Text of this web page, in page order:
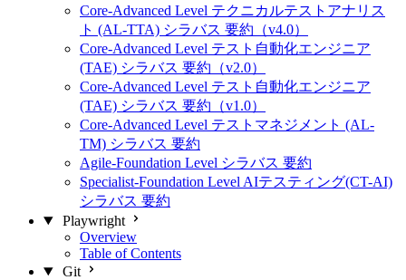
Core-Advanced Level テクニカルテストアナリス
ト (AL-TTA) シラバス 要約（v4.0）
Core-Advanced Level テスト自動化エンジニア
(TAE) シラバス 要約（v2.0）
Core-Advanced Level テスト自動化エンジニア
(TAE) シラバス 要約（v1.0）
Core-Advanced Level テストマネジメント (AL-
TM) シラバス 要約
Agile-Foundation Level シラバス 要約
Specialist-Foundation Level AIテスティング(CT-AI)
シラバス 要約
Playwright
Overview
Table of Contents
Git